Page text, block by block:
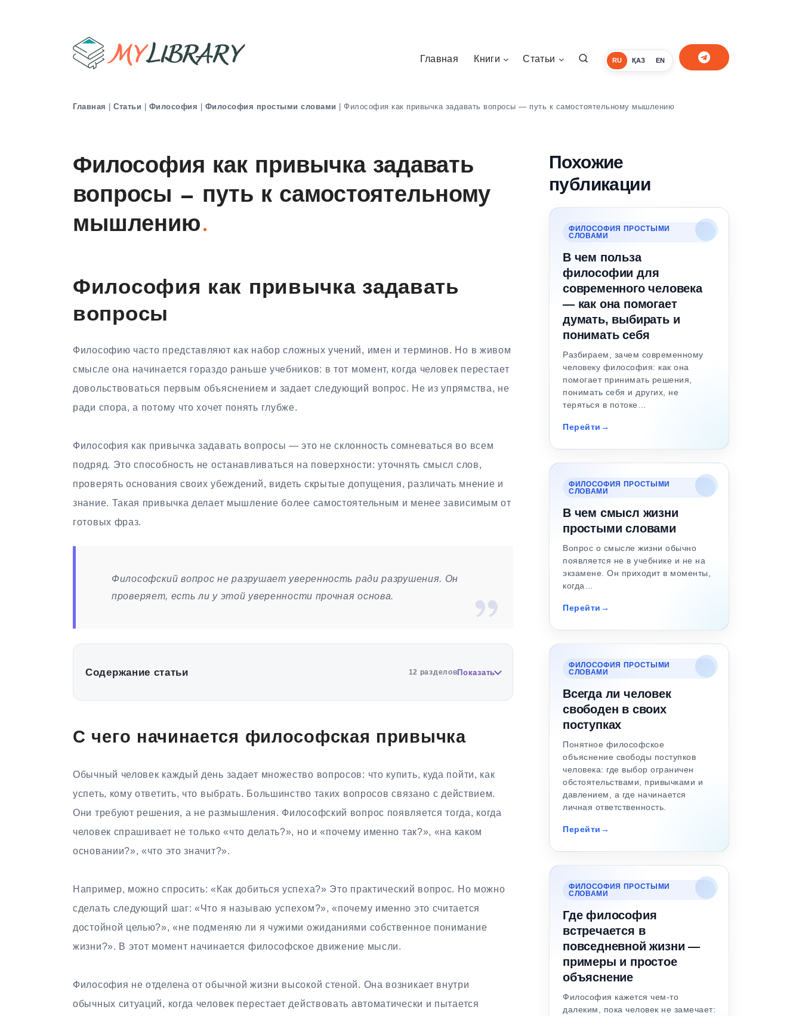
RU ҚАЗ EN
Главная Книги Статьи
Главная | Статьи | Философия | Философия простыми словами | Философия как привычка задавать вопросы — путь к самостоятельному мышлению
Философия как привычка задавать
вопросы — путь к самостоятельному
мышлению
Философия как привычка задавать
вопросы
Философию часто представляют как набор сложных учений, имен и терминов. Но в живом
смысле она начинается гораздо раньше учебников: в тот момент, когда человек перестает
довольствоваться первым объяснением и задает следующий вопрос. Не из упрямства, не
ради спора, а потому что хочет понять глубже.
Философия как привычка задавать вопросы — это не склонность сомневаться во всем
подряд. Это способность не останавливаться на поверхности: уточнять смысл слов,
проверять основания своих убеждений, видеть скрытые допущения, различать мнение и
знание. Такая привычка делает мышление более самостоятельным и менее зависимым от
готовых фраз.
Философский вопрос не разрушает уверенность ради разрушения. Он
проверяет, есть ли у этой уверенности прочная основа.
Содержание статьи 12 разделовПоказать
С чего начинается философская привычка
Обычный человек каждый день задает множество вопросов: что купить, куда пойти, как
успеть, кому ответить, что выбрать. Большинство таких вопросов связано с действием.
Они требуют решения, а не размышления. Философский вопрос появляется тогда, когда
человек спрашивает не только «что делать?», но и «почему именно так?», «на каком
основании?», «что это значит?».
Например, можно спросить: «Как добиться успеха?» Это практический вопрос. Но можно
сделать следующий шаг: «Что я называю успехом?», «почему именно это считается
достойной целью?», «не подменяю ли я чужими ожиданиями собственное понимание
жизни?». В этот момент начинается философское движение мысли.
Философия не отделена от обычной жизни высокой стеной. Она возникает внутри
обычных ситуаций, когда человек перестает действовать автоматически и пытается
Похожие
публикации
ФИЛОСОФИЯ ПРОСТЫМИ
СЛОВАМИ
В чем польза
философии для
современного человека
— как она помогает
думать, выбирать и
понимать себя
Разбираем, зачем современному
человеку философия: как она
помогает принимать решения,
понимать себя и других, не
теряться в потоке…
Перейти
ФИЛОСОФИЯ ПРОСТЫМИ
СЛОВАМИ
В чем смысл жизни
простыми словами
Вопрос о смысле жизни обычно
появляется не в учебнике и не на
экзамене. Он приходит в моменты,
когда…
Перейти
ФИЛОСОФИЯ ПРОСТЫМИ
СЛОВАМИ
Всегда ли человек
свободен в своих
поступках
Понятное философское
объяснение свободы поступков
человека: где выбор ограничен
обстоятельствами, привычками и
давлением, а где начинается
личная ответственность.
Перейти
ФИЛОСОФИЯ ПРОСТЫМИ
СЛОВАМИ
Где философия
встречается в
повседневной жизни —
примеры и простое
объяснение
Философия кажется чем-то
далеким, пока человек не замечает: